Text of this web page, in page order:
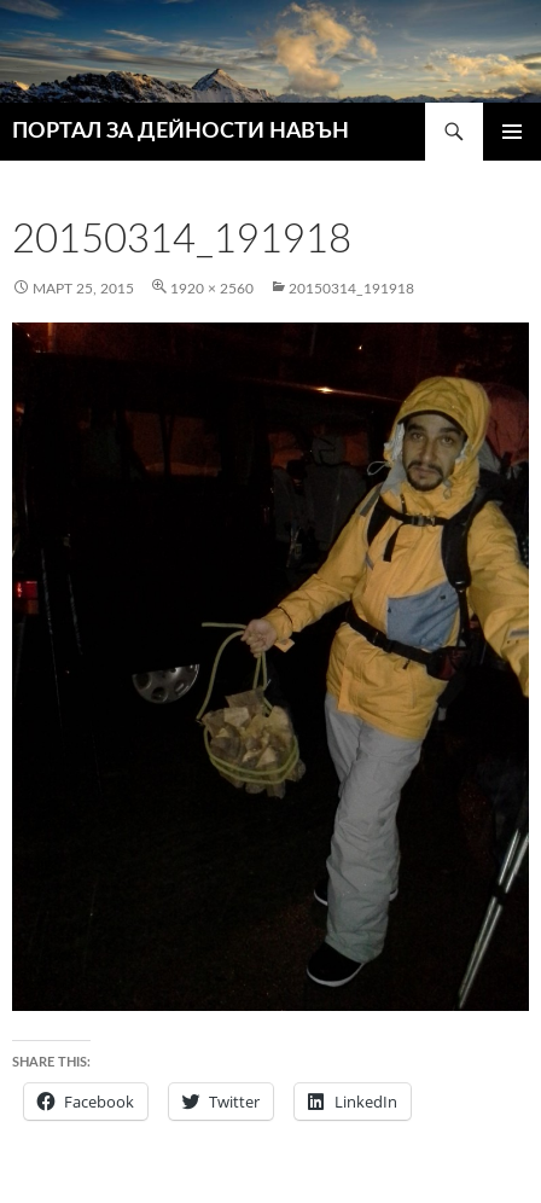
ПОРТАЛ ЗА ДЕЙНОСТИ НАВЪН
20150314_191918
МАРТ 25, 2015 1920 × 2560 20150314_191918
SHARE THIS:
Facebook Twitter LinkedIn